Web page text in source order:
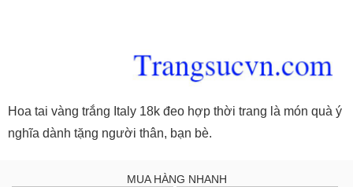
Hoa tai vàng trắng Italy 18k đeo hợp thời trang là món quà ý
nghĩa dành tặng người thân, bạn bè.
MUA HÀNG NHANH